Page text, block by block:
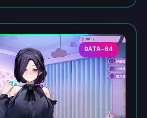
DATA-04